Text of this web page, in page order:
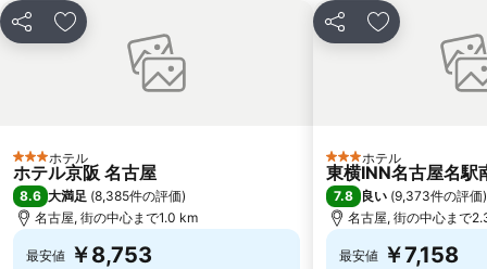
東区
名古屋市平和公園
熱田駅
Nagoyajo Station
養老公園
名古屋市科学館
岐阜市歴史博物館
岡崎城
シェア お気に入りに追加
3 ホテルのランク
ホテル
ホテル京阪 名古屋
8.6 大満足 (8,385件の評価)
名古屋, 街の中心まで1.0 km
最安値 ￥8,753
シェア お気に入りに
3 ホテルのランク
ホテル
東横INN名古屋名駅
7.8 良い (9,373件の評価)
名古屋, 街の中心まで
最安値 ￥7,158